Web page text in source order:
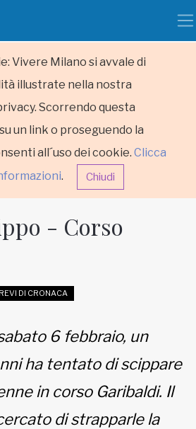
Vivere Milano si avvale di
illustrate nella nostra
Scorrendo questa
un link o proseguendo la
all´uso dei cookie. Clicca
. Chiudi
- Corso
DI CRONACA
6 febbraio, un
ha tentato di scippare
in corso Garibaldi. Il
di strapparle la